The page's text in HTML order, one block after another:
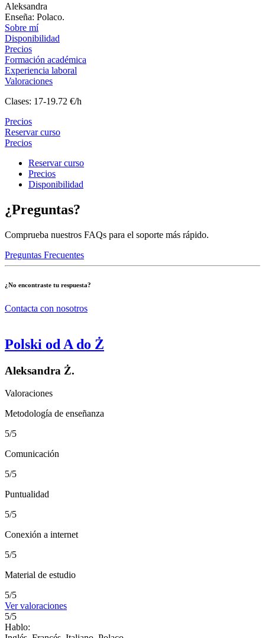
Aleksandra
Enseña: Polaco.
Sobre mí
Disponibilidad
Precios
Formación académica
Experiencia laboral
Valoraciones
Clases: 17-19.72 €/h
Precios
Reservar curso
Precios
Reservar curso
Precios
Disponibilidad
¿Preguntas?
Comprueba nuestros FAQs para el soporte más rápido.
Preguntas Frecuentes
¿No encontraste tu respuesta?
Contacta con nosotros
Polski od A do Ż
Aleksandra Ż.
Valoraciones
Metodología de enseñanza
5/5
Comunicación
5/5
Puntualidad
5/5
Conexión a internet
5/5
Material de estudio
5/5
Ver valoraciones
5/5
Hablo: